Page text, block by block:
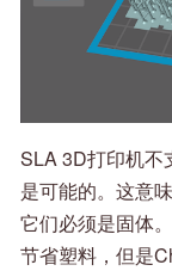
SLA 3D打印机不
是可能的。这意
它们必须是固体
节省塑料，但是